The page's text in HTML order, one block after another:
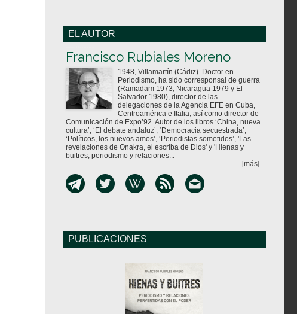
EL AUTOR
Francisco Rubiales Moreno
1948, Villamartín (Cádiz). Doctor en
Periodismo, ha sido corresponsal de guerra
(Ramadam 1973, Nicaragua 1979 y El
Salvador 1980), director de las
delegaciones de la Agencia EFE en Cuba,
Centroamérica e Italia, así como director de
Comunicación de Expo’92. Autor de los libros ‘China, nueva
cultura’, ‘El debate andaluz’, ‘Democracia secuestrada’,
‘Políticos, los nuevos amos’, ‘Periodistas sometidos’, 'Las
revelaciones de Onakra, el escriba de Dios' y 'Hienas y
buitres, periodismo y relaciones...
[más]
PUBLICACIONES